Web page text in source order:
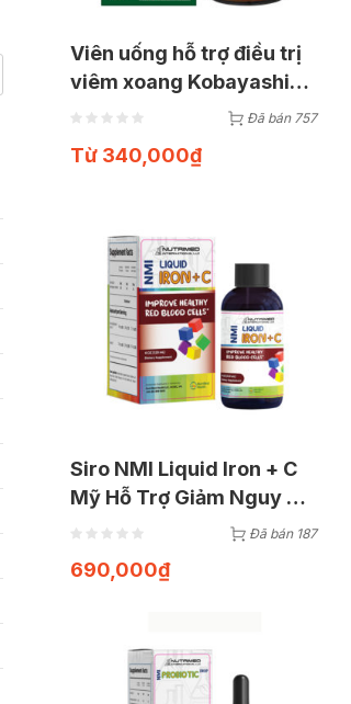
Viên uống hỗ trợ điều trị
viêm xoang Kobayashi
Chikunain Nhật BảnĐã bán 757
Từ 340,000₫
Siro NMI Liquid Iron + C
Mỹ Hỗ Trợ Giảm Nguy Cơ
Thiếu Máu (Chai 120ml)
Đã bán 187
690,000₫